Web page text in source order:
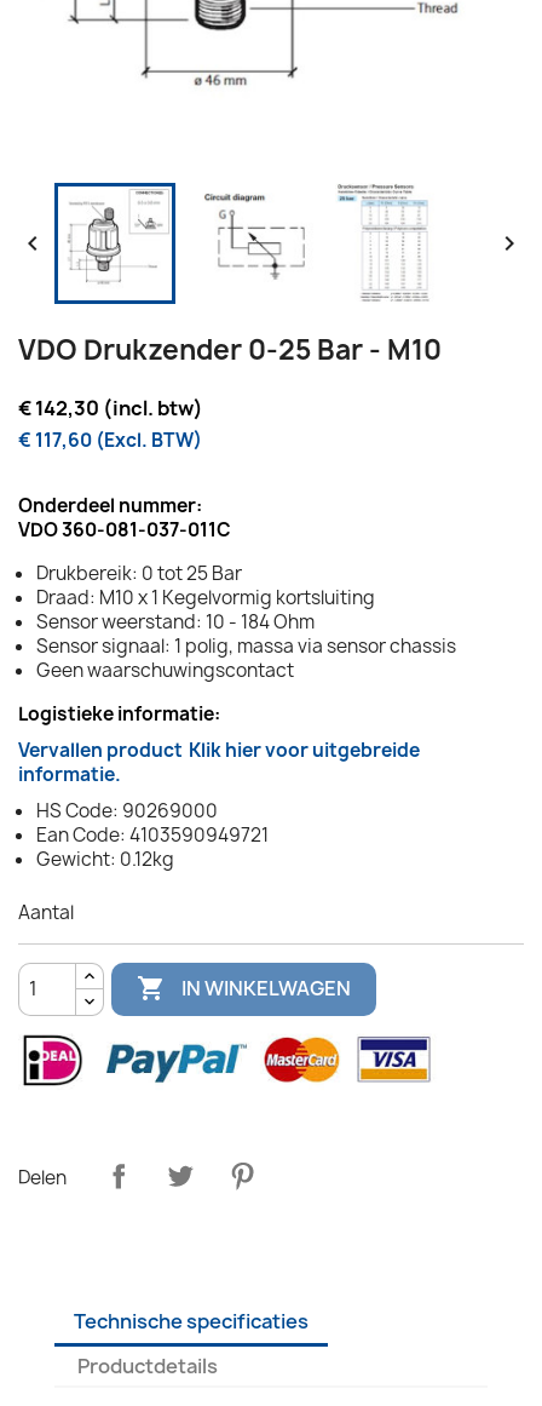
 
VDO Drukzender 0-25 Bar - M10
€ 142,30 (incl. btw)
€ 117,60 (Excl. BTW)
Onderdeel nummer:
VDO 360-081-037-011C
Drukbereik: 0 tot 25 Bar
Draad: M10 x 1 Kegelvormig kortsluiting
Sensor weerstand: 10 - 184 Ohm
Sensor signaal: 1 polig, massa via sensor chassis
Geen waarschuwingscontact
Logistieke informatie:
Vervallen product Klik hier voor uitgebreide
informatie.
HS Code: 90269000
Ean Code: 4103590949721
Gewicht: 0.12kg
Aantal
 IN WINKELWAGEN
Delen
Technische specificaties
Productdetails